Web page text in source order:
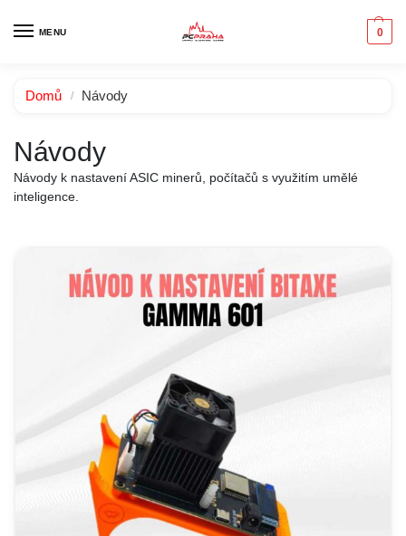
MENU 0
Domů / Návody
Návody
Návody k nastavení ASIC minerů, počítačů s využitím umělé
inteligence.